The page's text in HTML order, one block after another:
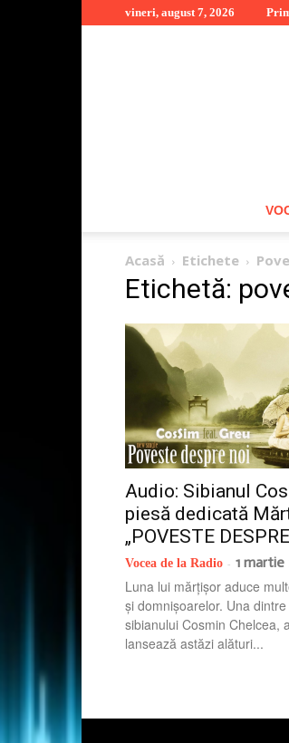
vineri, august 7, 2026
Acasă Etichete
Etichetă:
Audio: Sibianul
piesă dedicată
„POVESTE
Vocea de la Radio - 1 martie
Luna lui mărțișor aduce
și domnișoarelor. Una
sibianului Cosmin Chelcea,
lansează astăzi alături...